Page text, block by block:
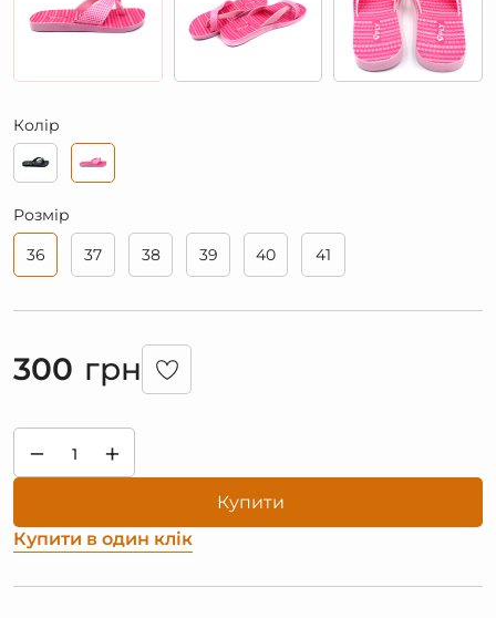
Колір
Розмір
36
37 38 39 40 41
300 грн
− +
Купити
Купити в один клік